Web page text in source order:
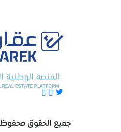
جميع الحقوق محفوظة